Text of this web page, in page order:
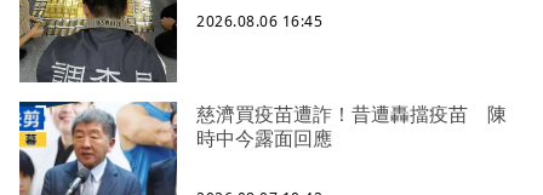
2026.08.06 16:45
慈濟買疫苗遭詐！昔遭轟擋疫苗 陳
時中今露面回應